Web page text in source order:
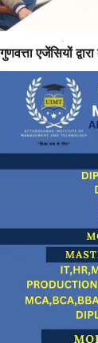
गुणवत्ता एजेंसियों